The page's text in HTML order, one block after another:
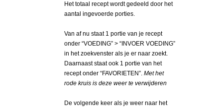
Het totaal recept wordt gedeeld door het
aantal ingevoerde porties.
Van af nu staat 1 portie van je recept
onder “VOEDING” > “INVOER VOEDING”
in het zoekvenster als je er naar zoekt.
Daarnaast staat ook 1 portie van het
recept onder “FAVORIETEN”. Met het
rode kruis is deze weer te verwijderen
De volgende keer als je weer naar het